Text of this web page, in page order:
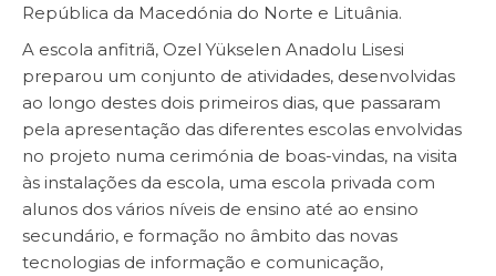
República da Macedónia do Norte e Lituânia.
A escola anfitriã, Ozel Yükselen Anadolu Lisesi
preparou um conjunto de atividades, desenvolvidas
ao longo destes dois primeiros dias, que passaram
pela apresentação das diferentes escolas envolvidas
no projeto numa cerimónia de boas-vindas, na visita
às instalações da escola, uma escola privada com
alunos dos vários níveis de ensino até ao ensino
secundário, e formação no âmbito das novas
tecnologias de informação e comunicação,